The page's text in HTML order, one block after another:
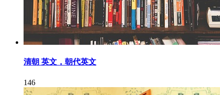
清朝 英文，朝代英文
146